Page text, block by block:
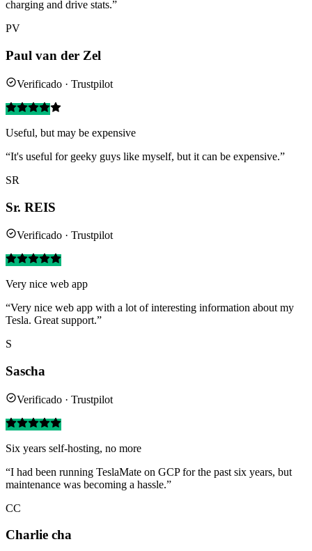
charging and drive stats.”
PV
Paul van der Zel
Verificado · Trustpilot
Useful, but may be expensive
“It's useful for geeky guys like myself, but it can be expensive.”
SR
Sr. REIS
Verificado · Trustpilot
Very nice web app
“Very nice web app with a lot of interesting information about my
Tesla. Great support.”
S
Sascha
Verificado · Trustpilot
Six years self-hosting, no more
“I had been running TeslaMate on GCP for the past six years, but
maintenance was becoming a hassle.”
CC
Charlie cha